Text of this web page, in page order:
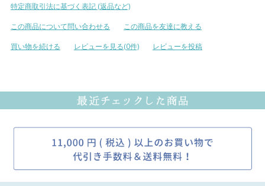
特定商取引法に基づく表記 (返品など)
この商品について問い合わせる
この商品を友達に教える
買い物を続ける
レビューを見る(0件) レビューを投稿